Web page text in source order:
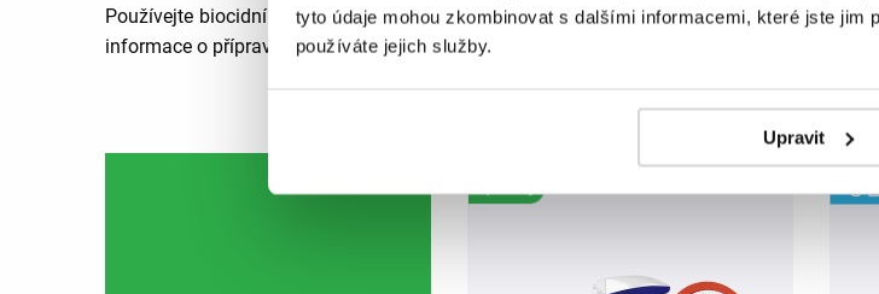
tyto údaje mohou zkombinovat s dalšími informacemi, které jste jim
používáte jejich služby.
Upravit
Používejte biocidní přípravky bezpečně. Před použitím si vždy přečtěte etiketu a
informace o přípravku.